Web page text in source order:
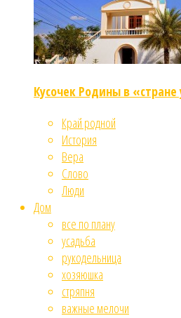
Кусочек Родины в
Край родной
История
Вера
Слово
Люди
Дом
все по плану
усадьба
рукодельница
хозяюшка
стряпня
важные мелочи